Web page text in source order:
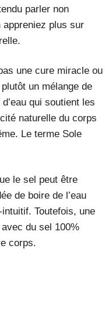
parler non
plus sur
une cure miracle ou
un mélange de
qui soutient les
naturelle du corps
Le terme Sole
le sel peut être
de boire de l’eau
Toutefois, une
du sel 100%
corps.